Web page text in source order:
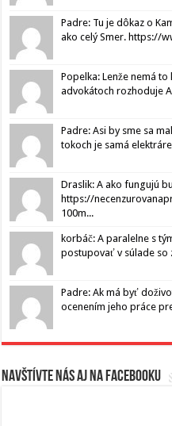
Padre: Tu je dôkaz o
ako celý Smer. https://
Popelka: Lenže nemá
advokátoch rozhoduje
Padre: Asi by sme sa
tokoch je samá
Draslik: A ako fungujú
https://
100m...
korbáč: A paralelne s
postupovať v súlade so
Padre: Ak má byť
ocenením jeho práce
Navštívte nás aj na Facebooku